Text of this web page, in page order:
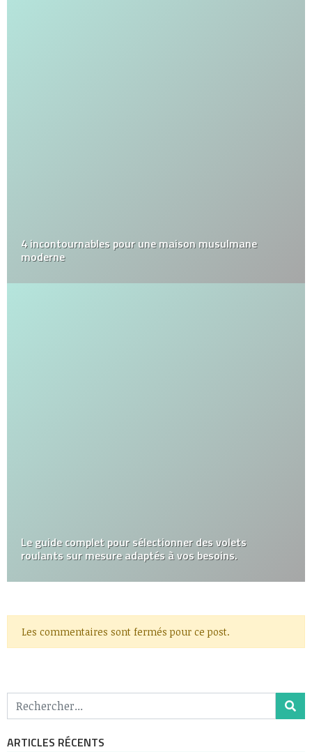
4 incontournables pour une maison musulmane
moderne
Le guide complet pour sélectionner des volets
roulants sur mesure adaptés à vos besoins.
Les commentaires sont fermés pour ce post.
ARTICLES RÉCENTS